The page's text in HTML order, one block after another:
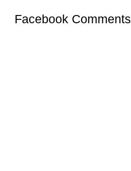
Facebook Comments